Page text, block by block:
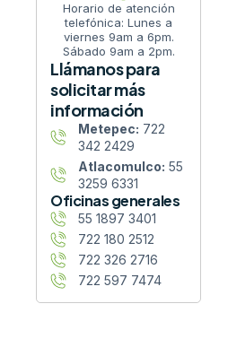
Horario de atención
telefónica: Lunes a
viernes 9am a 6pm.
Sábado 9am a 2pm.
Llámanos para
solicitar más
información
Metepec: 722
342 2429
Atlacomulco: 55
3259 6331
Oficinas generales
55 1897 3401
722 180 2512
722 326 2716
722 597 7474